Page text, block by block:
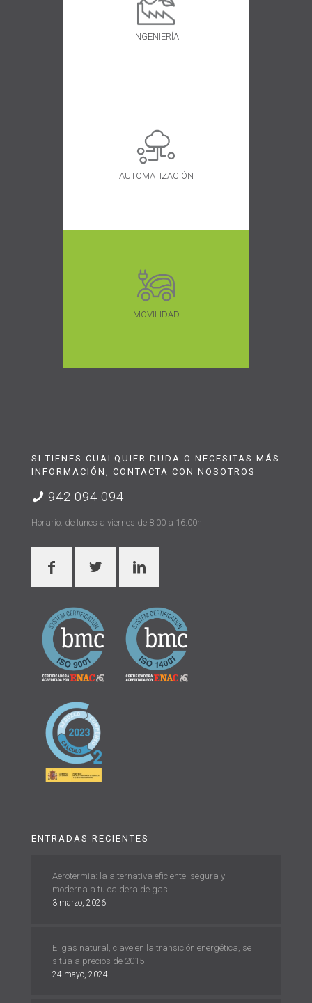
INGENIERÍA
AUTOMATIZACIÓN
MOVILIDAD
SI TIENES CUALQUIER DUDA O NECESITAS MÁS
INFORMACIÓN, CONTACTA CON NOSOTROS
942 094 094
Horario: de lunes a viernes de 8:00 a 16:00h
ENTRADAS RECIENTES
Aerotermia: la alternativa eficiente, segura y
moderna a tu caldera de gas
3 marzo, 2026
El gas natural, clave en la transición energética, se
sitúa a precios de 2015
24 mayo, 2024